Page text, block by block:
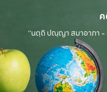
“นตฺถิ ปณฺญา สมาอาภา -